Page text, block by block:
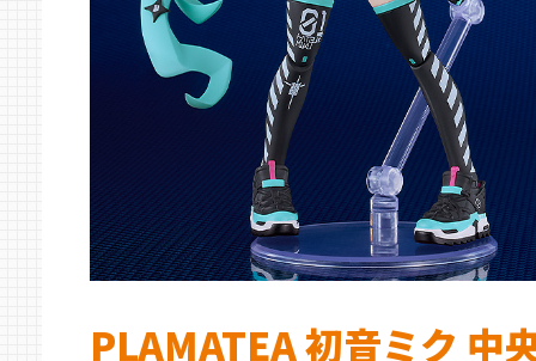
PLAMATEA 初音ミク 中